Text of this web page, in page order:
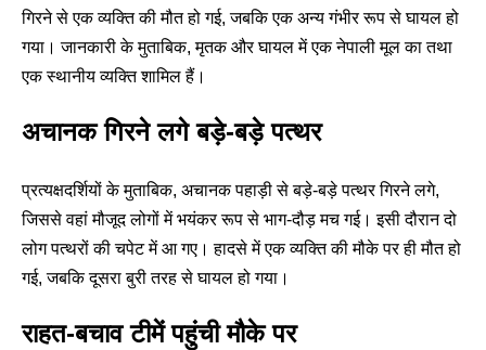
गिरने से एक व्यक्ति की मौत हो गई, जबकि एक अन्य गंभीर रूप से घायल हो
गया। जानकारी के मुताबिक, मृतक और घायल में एक नेपाली मूल का तथा
एक स्थानीय व्यक्ति शामिल हैं।
अचानक गिरने लगे बड़े-बड़े पत्थर
प्रत्यक्षदर्शियों के मुताबिक, अचानक पहाड़ी से बड़े-बड़े पत्थर गिरने लगे,
जिससे वहां मौजूद लोगों में भयंकर रूप से भाग-दौड़ मच गई। इसी दौरान दो
लोग पत्थरों की चपेट में आ गए। हादसे में एक व्यक्ति की मौके पर ही मौत हो
गई, जबकि दूसरा बुरी तरह से घायल हो गया।
राहत-बचाव टीमें पहुंची मौके पर